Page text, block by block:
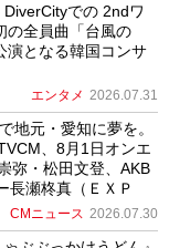
での 2ndワ
の全員曲「台風の
演となる韓国コンサ
エンタメ 2026.07.31
地元・愛知に夢を。
、8月1日オンエ
弥・松田文登、AKB
長瀬柊真（ＥＸＰ
CMニュース 2026.07.30